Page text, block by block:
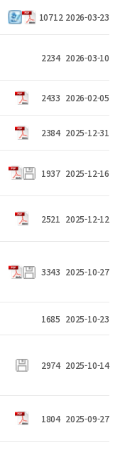
10712 2026-03-23
2234 2026-03-10
2433 2026-02-05
2384 2025-12-31
1937 2025-12-16
2521 2025-12-12
3343 2025-10-27
1685 2025-10-23
2974 2025-10-14
1804 2025-09-27